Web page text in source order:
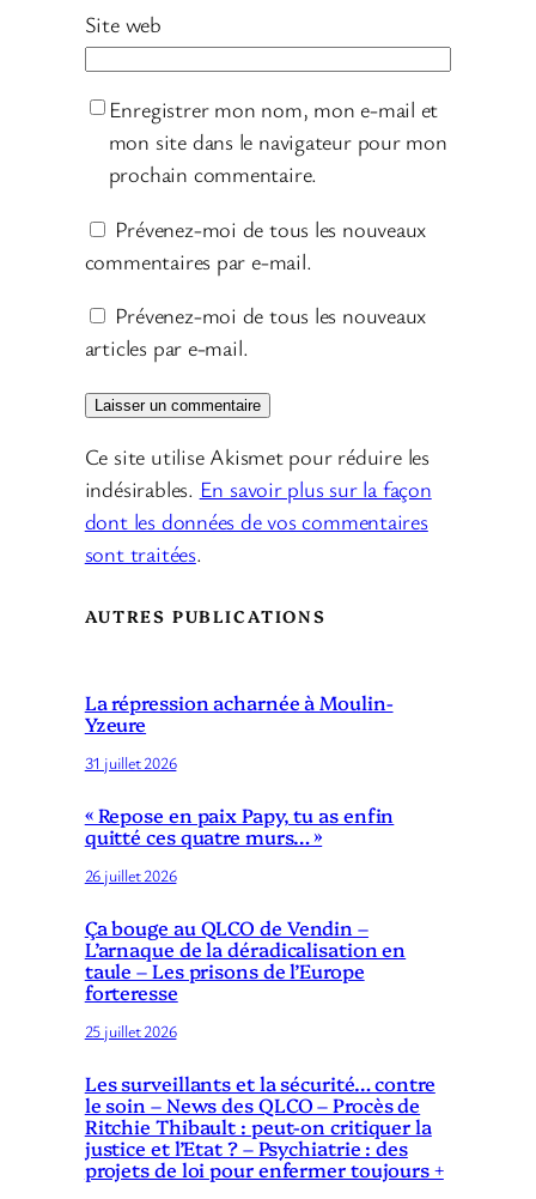
Site web
Enregistrer mon nom, mon e-mail et
mon site dans le navigateur pour mon
prochain commentaire.
Prévenez-moi de tous les nouveaux
commentaires par e-mail.
Prévenez-moi de tous les nouveaux
articles par e-mail.
Ce site utilise Akismet pour réduire les
indésirables. En savoir plus sur la façon
dont les données de vos commentaires
sont traitées.
AUTRES PUBLICATIONS
La répression acharnée à Moulin-
Yzeure
31 juillet 2026
« Repose en paix Papy, tu as enfin
quitté ces quatre murs… »
26 juillet 2026
Ça bouge au QLCO de Vendin –
L’arnaque de la déradicalisation en
taule – Les prisons de l’Europe
forteresse
25 juillet 2026
Les surveillants et la sécurité… contre
le soin – News des QLCO – Procès de
Ritchie Thibault : peut-on critiquer la
justice et l’Etat ? – Psychiatrie : des
projets de loi pour enfermer toujours +